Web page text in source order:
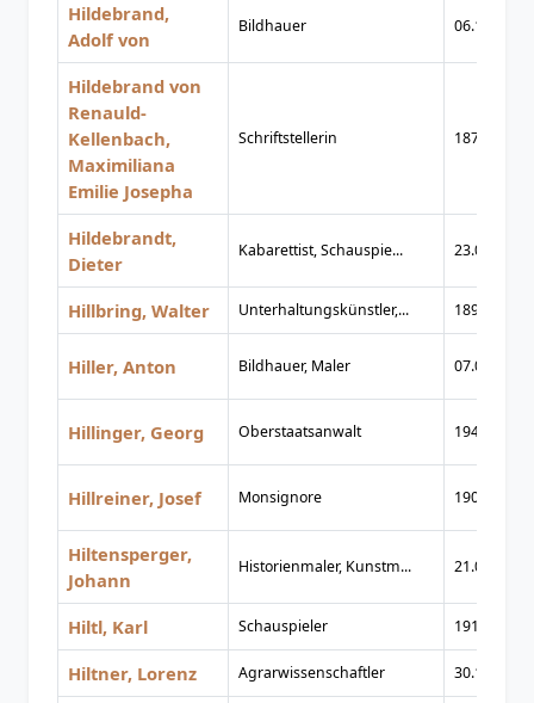
Hildebrand,
Adolf von
Bildhauer 06.10.1847
Hildebrand von
Renauld-
Kellenbach,
Maximiliana
Emilie Josepha
Schriftstellerin 1879
Hildebrandt,
Dieter
Kabarettist, Schauspie... 23.05.1925
Hillbring, Walter Unterhaltungskünstler,... 1890
Hiller, Anton Bildhauer, Maler 07.01.1893
Hillinger, Georg Oberstaatsanwalt 1947
Hillreiner, Josef Monsignore 1904
Hiltensperger,
Johann
Historienmaler, Kunstm... 21.02.1806
Hiltl, Karl Schauspieler 1917
Hiltner, Lorenz Agrarwissenschaftler 30.11.1862